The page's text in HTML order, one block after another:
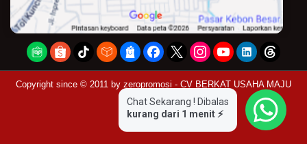
Copyright since © 2011 by zeropromosi - CV BERKAT USAHA MAJU
Chat Sekarang ! Dibalas
kurang dari 1 menit ⚡